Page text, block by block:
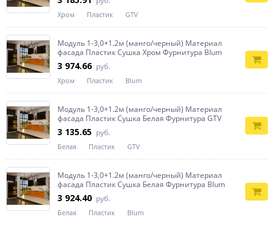
Хром Пластик GTV
Модуль 1-3,0+1.2м (манго/черный) Материал
фасада Пластик Сушка Хром Фурнитура Blum
3 974.66 руб.
Хром Пластик Blum
Модуль 1-3,0+1.2м (манго/черный) Материал
фасада Пластик Сушка Белая Фурнитура GTV
3 135.65 руб.
Белая Пластик GTV
Модуль 1-3,0+1.2м (манго/черный) Материал
фасада Пластик Сушка Белая Фурнитура Blum
3 924.40 руб.
Белая Пластик Blum